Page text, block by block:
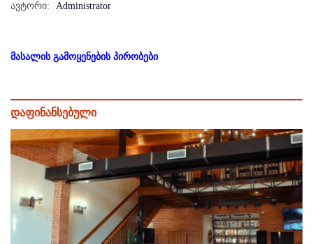
ავტორი: Administrator
მასალის გამოყენების პირობები
დაფინანსებული